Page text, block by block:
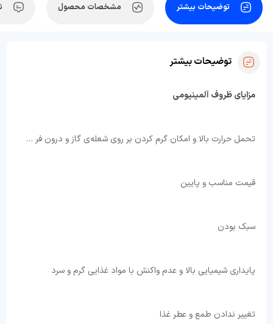
توضیحات بیشتر مشخصات محصول
توضیحات بیشتر
مزایای ظروف آلمینیومی
تحمل حرارت بالا و امکان گرم کردن بر روی شعله‌ی گاز و درون فر …
قیمت مناسب و پایین
سبک بودن
پایداری شیمیایی بالا و عدم واکنش با مواد غذایی گرم و سرد
تغییر ندادن طمع و عطر غذا